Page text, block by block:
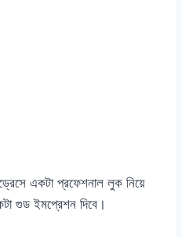
একটা প্রফেশনাল লুক নিয়ে
গুড ইমপ্রেশন দিবে।